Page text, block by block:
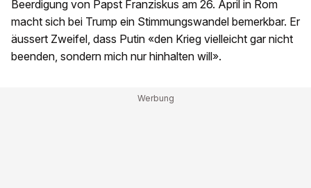
Beerdigung von Papst Franziskus am 26. April in Rom
macht sich bei Trump ein Stimmungswandel bemerkbar. Er
äussert Zweifel, dass Putin «den Krieg vielleicht gar nicht
beenden, sondern mich nur hinhalten will».